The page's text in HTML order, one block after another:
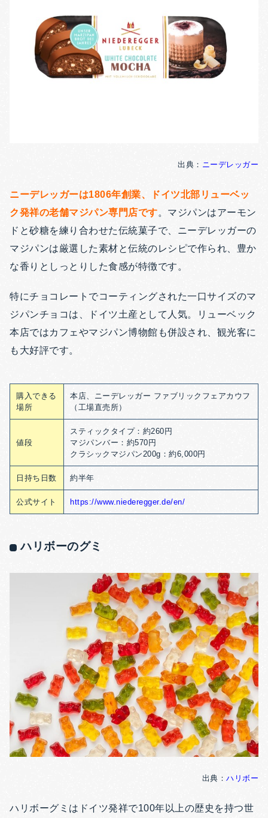
出典： ニーデレッガー
ニーデレッガーは1806年創業、ドイツ北部リューベッ
ク発祥の老舗マジパン専門店です。マジパンはアーモン
ドと砂糖を練り合わせた伝統菓子で、ニーデレッガーの
マジパンは厳選した素材と伝統のレシピで作られ、豊か
な香りとしっとりした食感が特徴です。
特にチョコレートでコーティングされた一口サイズのマ
ジパンチョコは、ドイツ土産として人気。リューベック
本店ではカフェやマジパン博物館も併設され、観光客に
も大好評です。
購入できる
場所
本店、ニーデレッガー ファブリックフェアカウフ
（工場直売所）
値段
スティックタイプ：約260円
マジパンバー：約570円
クラシックマジパン200g：約6,000円
日持ち日数 約半年
公式サイト https://www.niederegger.de/en/
ハリボーのグミ
出典： ハリボー
ハリボーグミはドイツ発祥で100年以上の歴史を持つ世